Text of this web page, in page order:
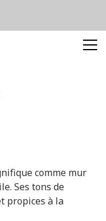
comme mur
Ses tons de
propices à la